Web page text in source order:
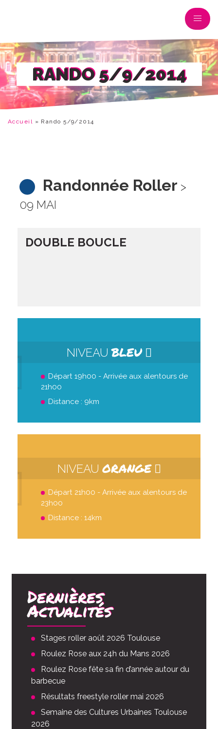
RANDO 5/9/2014
Accueil » Rando 5/9/2014
Randonnée Roller >
09 MAI
DOUBLE BOUCLE
NIVEAUBLEU
Départ 19h00 - Arrivée aux alentours de
21h00
Distance : 9km
NIVEAU ORANGE
Départ 21h00 - Arrivée aux alentours de
23h00
Distance : 14km
Dernières
Actualités
Stages roller août 2026 Toulouse
Roulez Rose aux 24h du Mans 2026
Roulez Rose fête sa fin d’année autour du
barbecue
Résultats freestyle roller mai 2026
Semaine des Cultures Urbaines Toulouse
2026